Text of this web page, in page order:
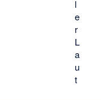
l
e
r
L
a
u
t